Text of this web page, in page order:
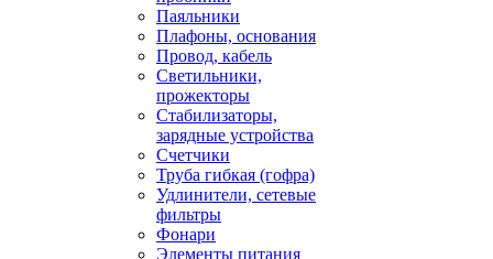
Паяльники
Плафоны, основания
Провод, кабель
Светильники,
прожекторы
Стабилизаторы,
зарядные устройства
Счетчики
Труба гибкая (гофра)
Удлинители, сетевые
фильтры
Фонари
Элементы питания